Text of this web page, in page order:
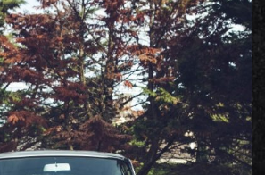
photos